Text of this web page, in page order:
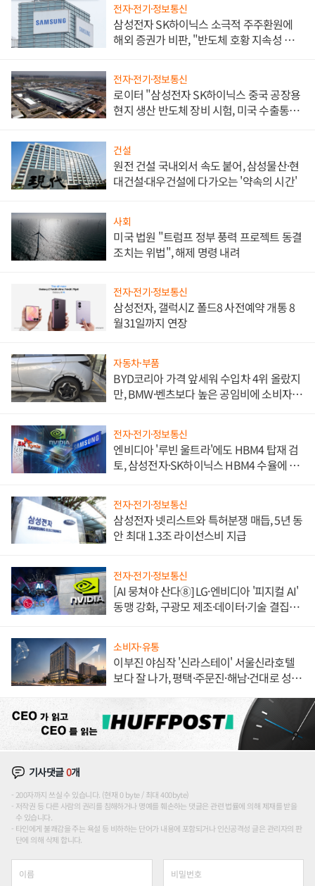
전자·전기·정보통신
삼성전자 SK하이닉스 소극적 주주환원에
해외 증권가 비판, "반도체 호황 지속성 의
전자·전기·정보통신
로이터 "삼성전자 SK하이닉스 중국 공장용
현지 생산 반도체 장비 시험, 미국 수출통제
건설
원전 건설 국내외서 속도 붙어, 삼성물산·현
대건설·대우건설에 다가오는 '약속의 시간'
사회
미국 법원 "트럼프 정부 풍력 프로젝트 동결
조치는 위법", 해제 명령 내려
전자·전기·정보통신
삼성전자, 갤럭시Z 폴드8 사전예약 개통 8
월31일까지 연장
자동차·부품
BYD코리아 가격 앞세워 수입차 4위 올랐지
만, BMW·벤츠보다 높은 공임비에 소비자
전자·전기·정보통신
엔비디아 '루빈 울트라'에도 HBM4 탑재 검
토, 삼성전자·SK하이닉스 HBM4 수율에 주
전자·전기·정보통신
삼성전자 넷리스트와 특허분쟁 매듭, 5년 동
안 최대 1.3조 라이선스비 지급
전자·전기·정보통신
[AI 뭉쳐야 산다⑧] LG·엔비디아 '피지컬 AI'
동맹 강화, 구광모 제조·데이터·기술 결집
소비자·유통
이부진 야심작 '신라스테이' 서울신라호텔
보다 잘 나가, 평택·주문진·해남·건대로 성
기사댓글0개
200자까지 쓰실 수 있습니다. (현재 0 byte / 최대 400byte)
저작권 등 다른 사람의 권리를 침해하거나 명예를 훼손하는 댓글은 관련 법률에 의해 제재를 받을
수 있습니다.
타인에게 불쾌감을 주는 욕설 등 비하하는 단어가 내용에 포함되거나 인신공격성 글은 관리자의 판
단에 의해 삭제 합니다.